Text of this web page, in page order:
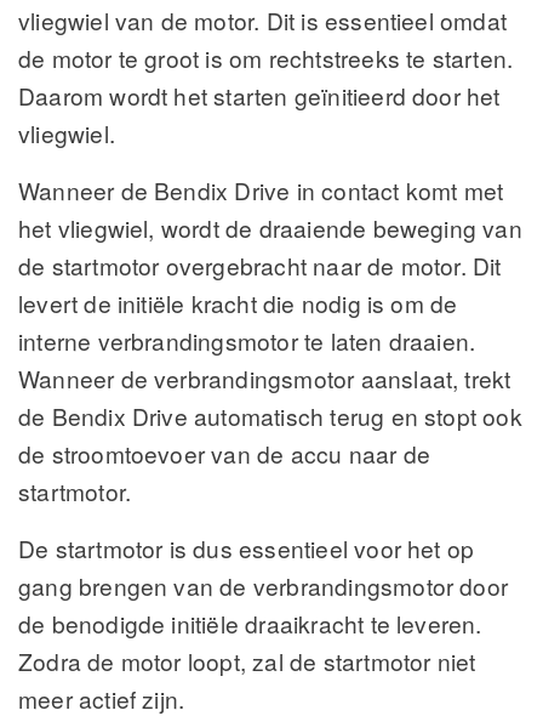
vliegwiel van de motor. Dit is essentieel omdat
de motor te groot is om rechtstreeks te starten.
Daarom wordt het starten geïnitieerd door het
vliegwiel.
Wanneer de Bendix Drive in contact komt met
het vliegwiel, wordt de draaiende beweging van
de startmotor overgebracht naar de motor. Dit
levert de initiële kracht die nodig is om de
interne verbrandingsmotor te laten draaien.
Wanneer de verbrandingsmotor aanslaat, trekt
de Bendix Drive automatisch terug en stopt ook
de stroomtoevoer van de accu naar de
startmotor.
De startmotor is dus essentieel voor het op
gang brengen van de verbrandingsmotor door
de benodigde initiële draaikracht te leveren.
Zodra de motor loopt, zal de startmotor niet
meer actief zijn.